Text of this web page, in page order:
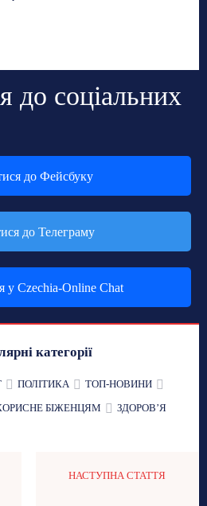
до соціальних
до Фейсбуку
до Телеграму
у Czechia-Online Chat
категорії
ПОЛІТИКА
ТОП-НОВИНИ
БІЖЕНЦЯМ ЗДОРОВʼЯ
НАСТУПНА СТАТТЯ